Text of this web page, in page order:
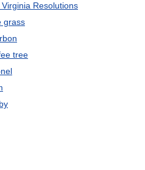
Resolutions
grass
tree